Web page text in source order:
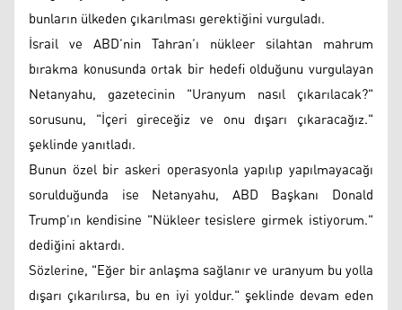
bunların ülkeden çıkarılması gerektiğini vurguladı.
İsrail ve ABD’nin Tahran’ı nükleer silahtan mahrum
bırakma konusunda ortak bir hedefi olduğunu vurgulayan
Netanyahu, gazetecinin "Uranyum nasıl çıkarılacak?"
sorusunu, "İçeri gireceğiz ve onu dışarı çıkaracağız."
şeklinde yanıtladı.
Bunun özel bir askeri operasyonla yapılıp yapılmayacağı
sorulduğunda ise Netanyahu, ABD Başkanı Donald
Trump’ın kendisine "Nükleer tesislere girmek istiyorum."
dediğini aktardı.
Sözlerine, "Eğer bir anlaşma sağlanır ve uranyum bu yolla
dışarı çıkarılırsa, bu en iyi yoldur." şeklinde devam eden